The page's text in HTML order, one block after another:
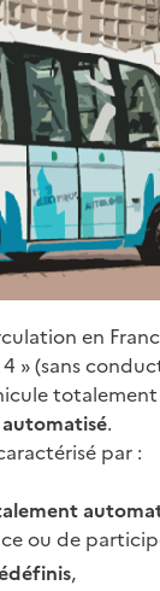
en
» (sans
.
par :
ou de
,